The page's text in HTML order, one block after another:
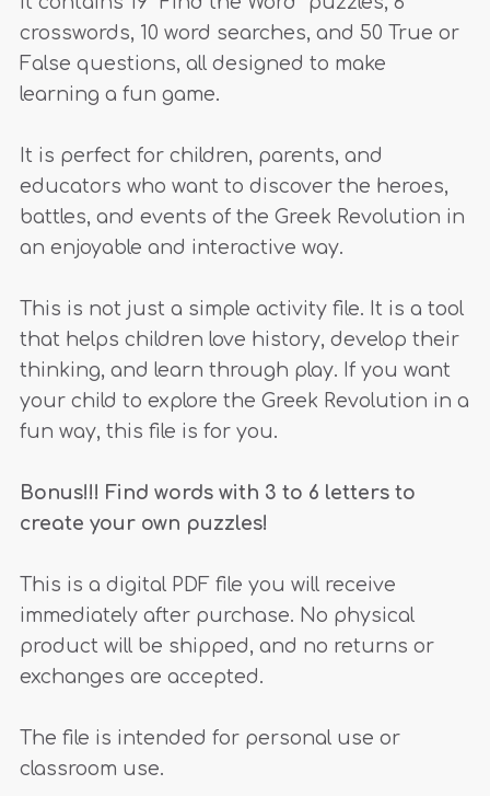
crosswords, 10 word searches, and 50 True or
False questions, all designed to make
learning a fun game.
It is perfect for children, parents, and
educators who want to discover the heroes,
battles, and events of the Greek Revolution in
an enjoyable and interactive way.
This is not just a simple activity file. It is a tool
that helps children love history, develop their
thinking, and learn through play. If you want
your child to explore the Greek Revolution in a
fun way, this file is for you.
Bonus!!! Find words with 3 to 6 letters to
create your own puzzles!
This is a digital PDF file you will receive
immediately after purchase. No physical
product will be shipped, and no returns or
exchanges are accepted.
The file is intended for personal use or
classroom use.